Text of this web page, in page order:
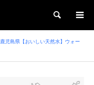
検索
鹿児島県【おいしい天然水】ウォー